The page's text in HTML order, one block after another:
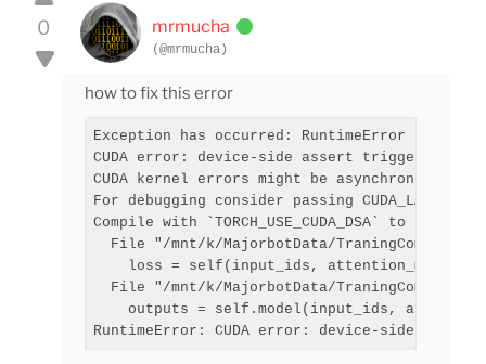
0 mrmucha
(@mrmucha)
how to fix this error
Exception has occurred: RuntimeError
CUDA error: device-side assert triggered
CUDA kernel errors might be
For debugging consider passing
Compile with `TORCH_USE_CUDA_DSA` to
File "/mnt/k/MajorbotData/
loss = self(input_ids, attention_mask,
File "/mnt/k/MajorbotData/
outputs = self.model(input_ids,
RuntimeError: CUDA error: device-side assert